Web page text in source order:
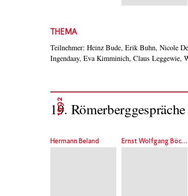
THEMA
Teilnehmer: Heinz Bude, Erik Buhn, Nicole
Ingendaay, Eva Kimminich, Claus Leggewie,
1992
19.
Hermann Beland Ernst Wolfgang Böckenförde